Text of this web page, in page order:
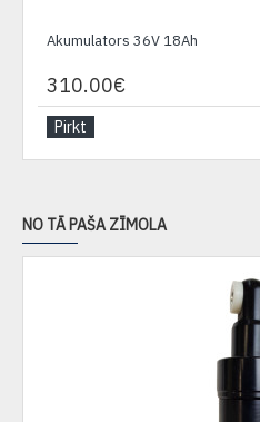
Akumulators 36V 18Ah
310.00€
Pirkt
NO TĀ PAŠA ZĪMOLA